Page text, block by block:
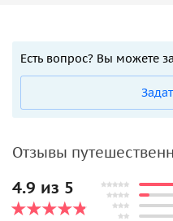
Есть вопрос? Вы можете
Отзывы
4.9 из 5